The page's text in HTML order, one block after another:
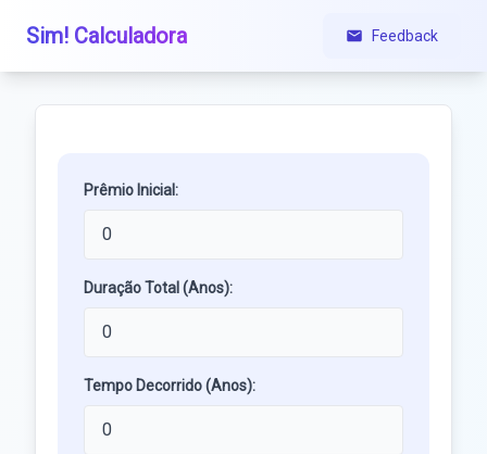
Sim! Calculadora Feedback
Prêmio Inicial:
Duração Total (Anos):
Tempo Decorrido (Anos):